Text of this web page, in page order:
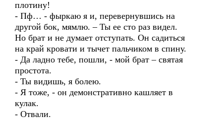
плотину!
- Пф… - фыркаю я и, перевернувшись на
другой бок, мямлю. – Ты ее сто раз видел.
Но брат и не думает отступать. Он садиться
на край кровати и тычет пальчиком в спину.
- Да ладно тебе, пошли, - мой брат – святая
простота.
- Ты видишь, я болею.
- Я тоже, - он демонстративно кашляет в
кулак.
- Отвали.